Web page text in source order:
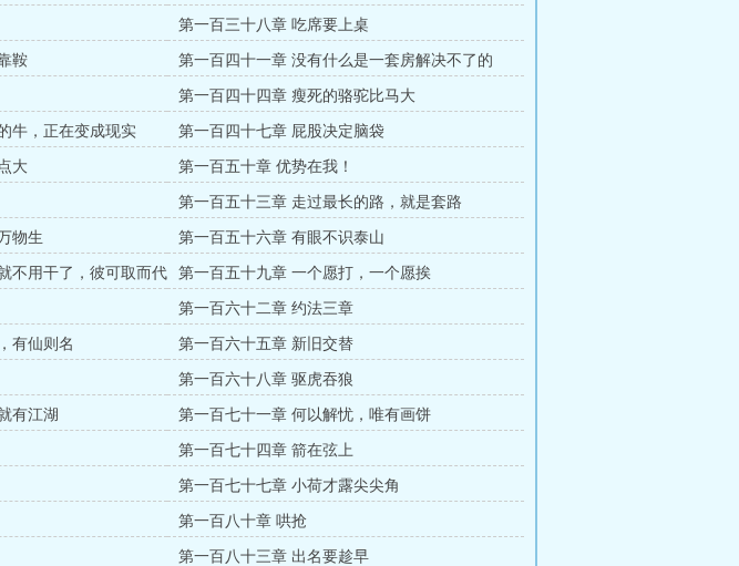
第一百三十八章 吃席要上桌
鞍 第一百四十一章 没有什么是一套房解决不了的
第一百四十四章 瘦死的骆驼比马大
牛，正在变成现实 第一百四十七章 屁股决定脑袋
大 第一百五十章 优势在我！
第一百五十三章 走过最长的路，就是套路
物生 第一百五十六章 有眼不识泰山
不用干了，彼可取而代
第一百五十九章 一个愿打，一个愿挨
第一百六十二章 约法三章
有仙则名 第一百六十五章 新旧交替
第一百六十八章 驱虎吞狼
有江湖 第一百七十一章 何以解忧，唯有画饼
第一百七十四章 箭在弦上
第一百七十七章 小荷才露尖尖角
第一百八十章 哄抢
第一百八十三章 出名要趁早